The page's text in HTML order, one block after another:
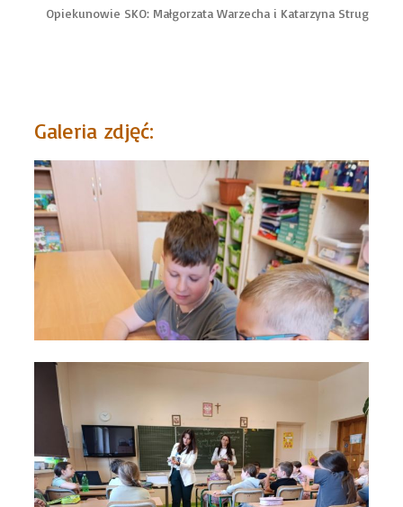
Opiekunowie SKO: Małgorzata Warzecha i Katarzyna Strug
Galeria zdjęć: